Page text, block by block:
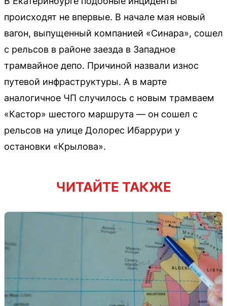
происходят не впервые. В начале мая новый
вагон, выпущенный компанией «Синара», сошел
с рельсов в районе заезда в Западное
трамвайное депо. Причиной назвали износ
путевой инфраструктуры. А в марте
аналогичное ЧП случилось с новым трамваем
«Кастор» шестого маршрута — он сошел с
рельсов на улице Долорес Ибаррури у
остановки «Крылова».
ЧИТАЙТЕ ТАКЖЕ